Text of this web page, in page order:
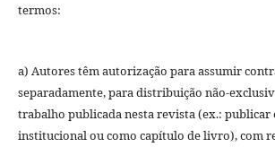
termos:
a) Autores têm autorização para assumir
separadamente, para distribuição não-
trabalho publicada nesta revista (ex.:
institucional ou como capítulo de livro), com